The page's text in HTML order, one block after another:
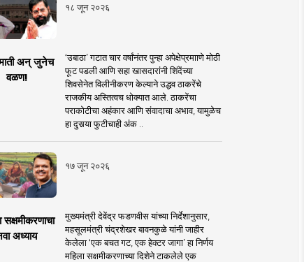
१८ जून २०२६
अन् जुनेच
वळण!
‘उबाठा’ गटात चार वर्षांनंतर पुन्हा अपेक्षेप्रमााणे मोठी
फूट पडली आणि सहा खासदारांनी शिंदेंच्या
शिवसेनेत विलीनीकरण केल्याने उद्धव ठाकरेंचे
राजकीय अस्तित्वच धोक्यात आले. ठाकरेंचा
पराकोटीचा अहंकार आणि संवादाचा अभाव, यामुळेच
हा दुसर्‍या फुटीचाही अंक ..
१७ जून २०२६
सक्षमीकरणाचा
अध्याय
मुख्यमंत्री देवेंद्र फडणवीस यांच्या निर्देशानुसार,
महसूलमंत्री चंद्रशेखर बावनकुळे यांनी जाहीर
केलेला ‘एक बचत गट, एक हेक्टर जागा’ हा निर्णय
महिला सक्षमीकरणाच्या दिशेने टाकलेले एक